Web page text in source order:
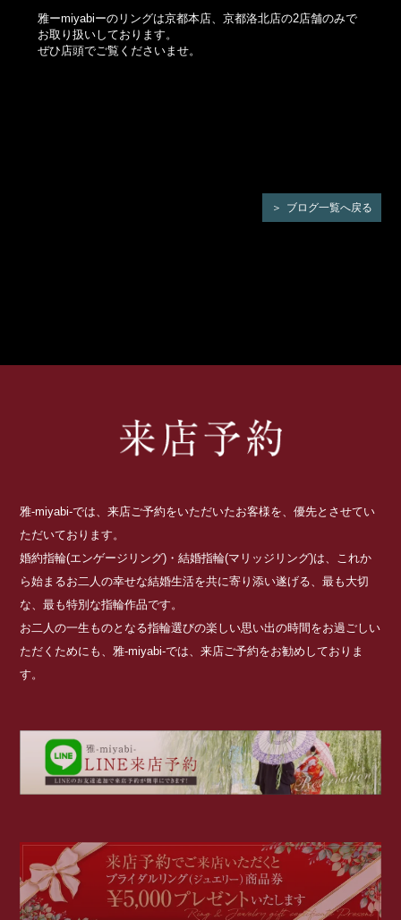
雅ーmiyabiーのリングは京都本店、京都洛北店の2店舗のみで
お取り扱いしております。
ぜひ店頭でご覧くださいませ。
ブログ一覧へ戻る
雅-miyabi-では、来店ご予約をいただいたお客様を、優先とさせてい
ただいております。
婚約指輪(エンゲージリング)・結婚指輪(マリッジリング)は、これか
ら始まるお二人の幸せな結婚生活を共に寄り添い遂げる、最も大切
な、最も特別な指輪作品です。
お二人の一生ものとなる指輪選びの楽しい思い出の時間をお過ごしい
ただくためにも、雅-miyabi-では、来店ご予約をお勧めしておりま
す。